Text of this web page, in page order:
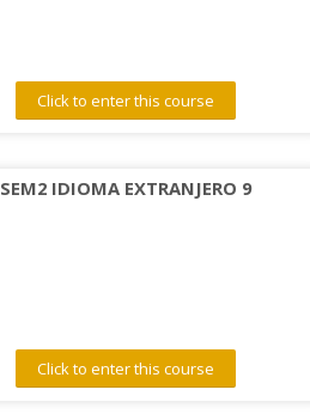
Click to enter this course
SEM2 IDIOMA EXTRANJERO 9
Click to enter this course